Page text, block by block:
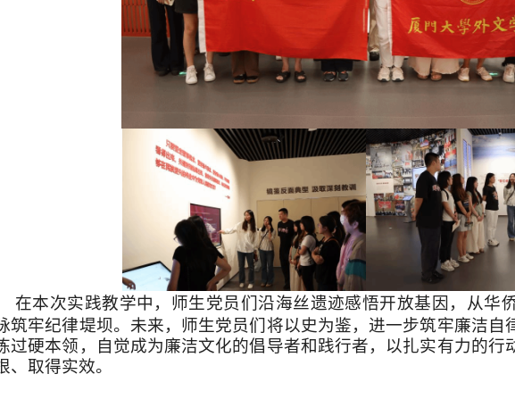
在本次实践教学中，师生党员们沿海丝遗迹感悟开放基因，从华
筑牢纪律堤坝。未来，师生党员们将以史为鉴，进一步筑牢廉洁自
过硬本领，自觉成为廉洁文化的倡导者和践行者，以扎实有力的行
、取得实效。